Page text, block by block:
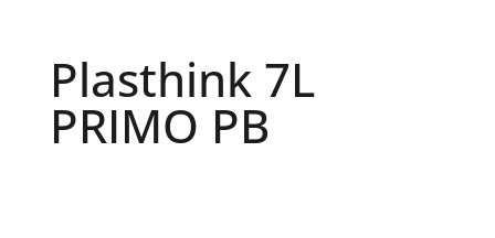
Plasthink 7L
PRIMO PB